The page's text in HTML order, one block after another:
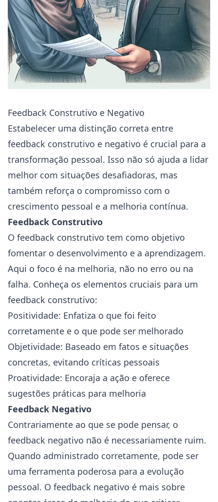
Feedback Construtivo e Negativo
Estabelecer uma distinção correta entre
feedback construtivo e negativo é crucial para a
transformação pessoal. Isso não só ajuda a lidar
melhor com situações desafiadoras, mas
também reforça o compromisso com o
crescimento pessoal e a melhoria contínua.
Feedback Construtivo
O feedback construtivo tem como objetivo
fomentar o desenvolvimento e a aprendizagem.
Aqui o foco é na melhoria, não no erro ou na
falha. Conheça os elementos cruciais para um
feedback construtivo:
Positividade: Enfatiza o que foi feito
corretamente e o que pode ser melhorado
Objetividade: Baseado em fatos e situações
concretas, evitando críticas pessoais
Proatividade: Encoraja a ação e oferece
sugestões práticas para melhoria
Feedback Negativo
Contrariamente ao que se pode pensar, o
feedback negativo não é necessariamente ruim.
Quando administrado corretamente, pode ser
uma ferramenta poderosa para a evolução
pessoal. O feedback negativo é mais sobre